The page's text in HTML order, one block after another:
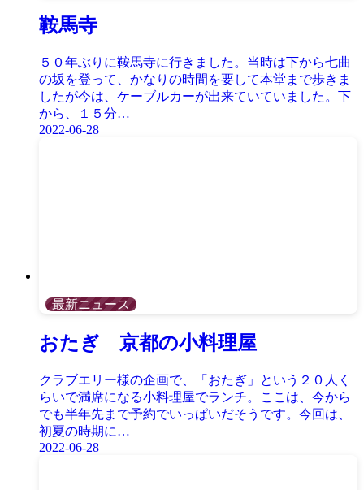
鞍馬寺
５０年ぶりに鞍馬寺に行きました。当時は下から七曲
の坂を登って、かなりの時間を要して本堂まで歩きま
したが今は、ケーブルカーが出来ていていました。下
から、１５分…
2022-06-28
最新ニュース
おたぎ 京都の小料理屋
クラブエリー様の企画で、「おたぎ」という２０人く
らいで満席になる小料理屋でランチ。ここは、今から
でも半年先まで予約でいっぱいだそうです。今回は、
初夏の時期に…
2022-06-28